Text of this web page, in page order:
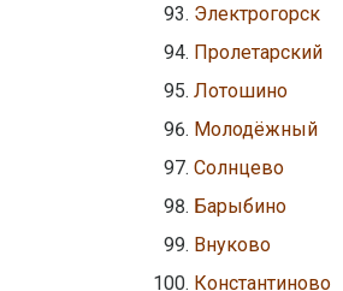
Электрогорск
Пролетарский
Лотошино
Молодёжный
Солнцево
Барыбино
Внуково
Константиново